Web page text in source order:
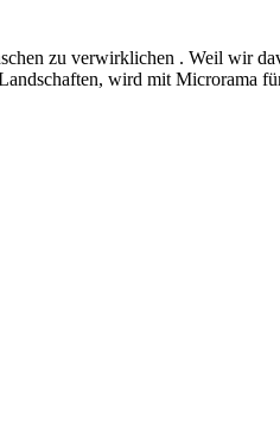
zu verwirklichen . Weil wir
wird mit Microrama